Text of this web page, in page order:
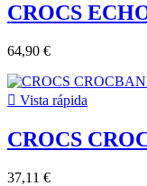
CROCS
64,90 €
 Vista rápida
CROCS
37,11 €